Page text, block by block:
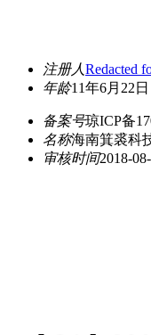
注册人Redacted
年龄11年6月22日
备案号琼ICP备
名称海南箕裘科
审核时间2018-